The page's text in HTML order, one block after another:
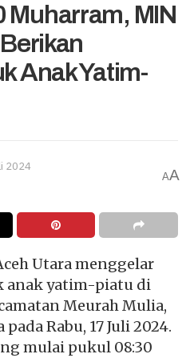
Muharram, MIN
Anak Yatim-
2024
AA
Utara menggelar
anak yatim-piatu di
Meurah Mulia,
Rabu, 17 Juli 2024.
mulai pukul 08:30